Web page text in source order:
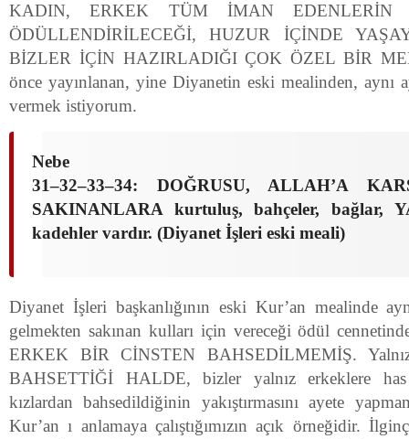
KADIN, ERKEK TÜM İMAN EDENLERİN
ÖDÜLLENDİRİLECEĞİ, HUZUR İÇİNDE
BİZLER İÇİN HAZIRLADIĞI ÇOK ÖZEL BİR
önce yayınlanan, yine Diyanetin eski mealinden, aynı
vermek istiyorum.
Nebe
31–32–33–34: DOĞRUSU, ALLAH’A
SAKINANLARA kurtuluş, bahçeler, bağlar,
kadehler vardır. (Diyanet İşleri eski meali)
Diyanet İşleri başkanlığının eski Kur’an mealinde
gelmekten sakınan kulları için vereceği ödül
ERKEK BİR CİNSTEN BAHSEDİLMEMİŞ.
BAHSETTİĞİ HALDE, bizler yalnız erkeklere
kızlardan bahsedildiğinin yakıştırmasını ayete
Kur’an ı anlamaya çalıştığımızın açık örneğidir.